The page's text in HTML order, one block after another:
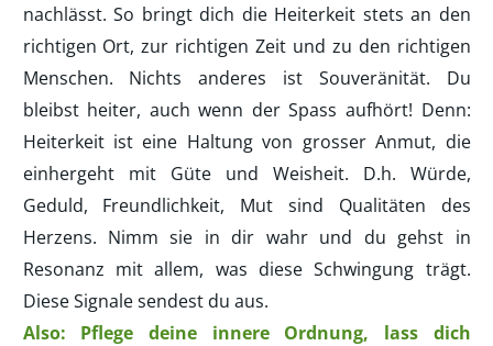
nachlässt. So bringt dich die Heiterkeit stets an den
richtigen Ort, zur richtigen Zeit und zu den richtigen
Menschen. Nichts anderes ist Souveränität. Du
bleibst heiter, auch wenn der Spass aufhört! Denn:
Heiterkeit ist eine Haltung von grosser Anmut, die
einhergeht mit Güte und Weisheit. D.h. Würde,
Geduld, Freundlichkeit, Mut sind Qualitäten des
Herzens. Nimm sie in dir wahr und du gehst in
Resonanz mit allem, was diese Schwingung trägt.
Diese Signale sendest du aus.
Also: Pflege deine innere Ordnung, lass dich